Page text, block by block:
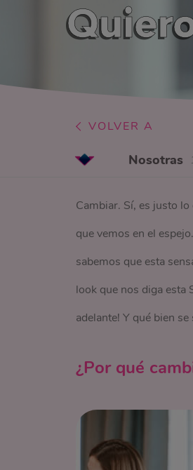
VOLVER A
Nosotras
Cambiar. Sí, es justo
que vemos en el
sabemos que esta
look que nos diga esta
adelante! Y qué bien se
¿Por qué